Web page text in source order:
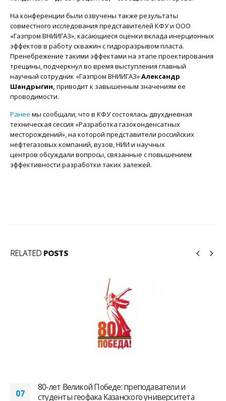
На конференции были озвучены также результаты
совместного исследования представителей КФУ и ООО
«Газпром ВНИИГАЗ», касающиеся оценки вклада инерционных
эффектов в работу скважин с гидроразрывом пласта.
Пренебрежение такими эффектами на этапе проектирования
трещины, подчеркнул во время выступления главный
научный сотрудник «Газпром ВНИИГАЗ»Александр
Шандрыгин, приводит к завышенным значениям ее
проводимости.
Ранее мы сообщали, что в КФУ состоялась двухдневная
техническая сессия «Разработка газоконденсатных
месторождений», на которой представители российских
нефтегазовых компаний, вузов, НИИ и научных
центров обсуждали вопросы, связанные с повышением
эффективности разработки таких залежей.
RELATED POSTS
07
80-лет Великой Победе: преподаватели и
студенты геофака Казанского университета